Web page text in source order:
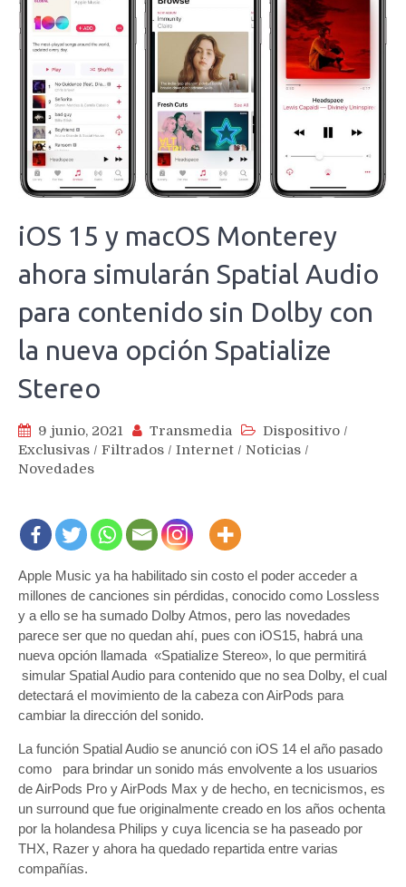
iOS 15 y macOS Monterey
ahora simularán Spatial Audio
para contenido sin Dolby con
la nueva opción Spatialize
Stereo
9 junio, 2021 Transmedia Dispositivo /
Exclusivas / Filtrados / Internet / Noticias /
Novedades
Apple Music ya ha habilitado sin costo el poder acceder a
millones de canciones sin pérdidas, conocido como Lossless
y a ello se ha sumado Dolby Atmos, pero las novedades
parece ser que no quedan ahí, pues con iOS15, habrá una
nueva opción llamada «Spatialize Stereo», lo que permitirá
simular Spatial Audio para contenido que no sea Dolby, el cual
detectará el movimiento de la cabeza con AirPods para
cambiar la dirección del sonido.
La función Spatial Audio se anunció con iOS 14 el año pasado
como para brindar un sonido más envolvente a los usuarios
de AirPods Pro y AirPods Max y de hecho, en tecnicismos, es
un surround que fue originalmente creado en los años ochenta
por la holandesa Philips y cuya licencia se ha paseado por
THX, Razer y ahora ha quedado repartida entre varias
compañías.